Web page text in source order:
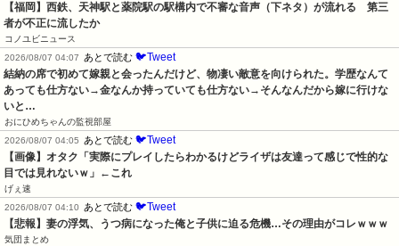
【福岡】西鉄、天神駅と薬院駅の駅構内で不審な音声（下ネタ）が流れる　第三
者が不正に流したか
コノユビニュース
2026/08/07 04:07
あとで読む 🐦Tweet
結納の席で初めて嫁親と会ったんだけど、物凄い敵意を向けられた。学歴なんて
あっても仕方ない→金なんか持っていても仕方ない→そんなんだから嫁に行けな
いと…
おにひめちゃんの監視部屋
2026/08/07 04:05
あとで読む 🐦Tweet
【画像】オタク「実際にプレイしたらわかるけどライザは友達って感じで性的な
目では見れないｗ」←これ
げぇ速
2026/08/07 04:10
あとで読む 🐦Tweet
【悲報】妻の浮気、うつ病になった俺と子供に迫る危機…その理由がコレｗｗｗ
気団まとめ